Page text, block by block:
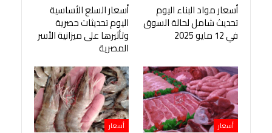
أسعار مواد البناء اليوم
تحديث شامل لحالة السوق
في 12 مايو 2025
أسعار السلع الأساسية
اليوم تحديثات حصرية
وتأثيرها على ميزانية الأسر
المصرية
أسعار أسعار